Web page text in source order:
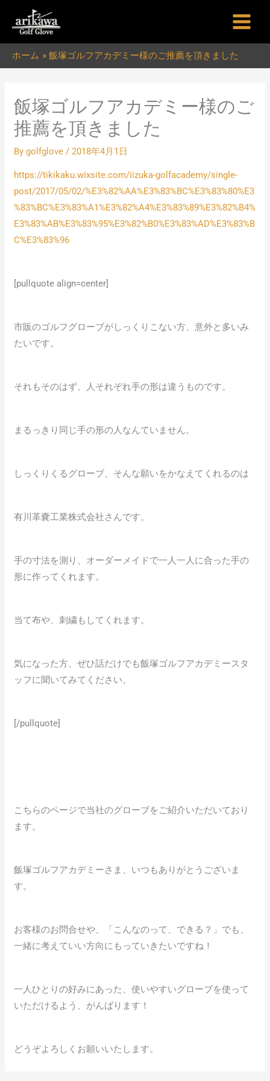
ホーム 飯塚ゴルフアカデミー様のご推薦を頂きました
飯塚ゴルフアカデミー様のご
推薦を頂きました
Bygolfglove/2018年4月1日
https://tikikaku.wixsite.com/iizuka-golfacademy/single-
post/2017/05/02/%E3%82%AA%E3%83%BC%E3%83%80%E3
%83%BC%E3%83%A1%E3%82%A4%E3%83%89%E3%82%B4%
E3%83%AB%E3%83%95%E3%82%B0%E3%83%AD%E3%83%B
C%E3%83%96
[pullquote align=center]
市販のゴルフグローブがしっくりこない方、意外と多いみ
たいです。
それもそのはず、人それぞれ手の形は違うものです。
まるっきり同じ手の形の人なんていません。
しっくりくるグローブ、そんな願いをかなえてくれるのは
有川革嚢工業株式会社さんです。
手の寸法を測り、オーダーメイドで一人一人に合った手の
形に作ってくれます。
当て布や、刺繍もしてくれます。
気になった方、ぜひ話だけでも飯塚ゴルフアカデミースタ
ッフに聞いてみてください。
[/pullquote]
こちらのページで当社のグローブをご紹介いただいており
ます。
飯塚ゴルフアカデミーさま、いつもありがとうございま
す。
お客様のお問合せや、「こんなのって、できる？」でも、
一緒に考えていい方向にもっていきたいですね！
一人ひとりの好みにあった、使いやすいグローブを使って
いただけるよう、がんばります！
どうぞよろしくお願いいたします。